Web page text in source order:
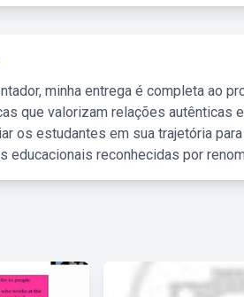
minha entrega é completa ao
que valorizam relações autênticas
os estudantes em sua trajetória
educacionais reconhecidas por